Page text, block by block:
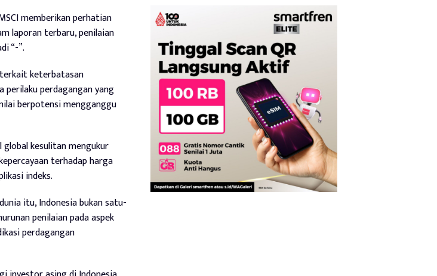
memberikan perhatian
laporan terbaru, penilaian
“-”.
keterbatasan
perilaku perdagangan yang
berpotensi mengganggu
kesulitan mengukur
terhadap harga
indeks.
itu, Indonesia bukan satu-
penilaian pada aspek
perdagangan